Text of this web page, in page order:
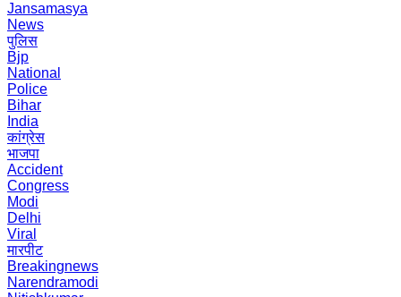
Jansamasya
News
पुलिस
Bjp
National
Police
Bihar
India
कांग्रेस
भाजपा
Accident
Congress
Modi
Delhi
Viral
मारपीट
Breakingnews
Narendramodi